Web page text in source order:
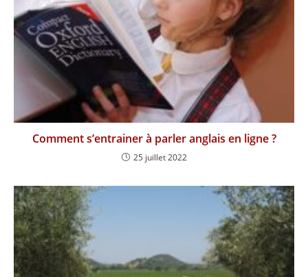
Comment s’entrainer à parler anglais en ligne ?
25 juillet 2022